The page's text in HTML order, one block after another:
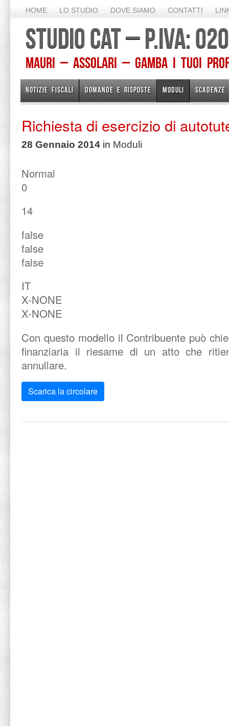
HOME LO STUDIO DOVE SIAMO CONTATTI
STUDIO CAT – P.IVA:
Mauri – Assolari – Gamba I TUOI
NOTIZIE FISCALI DOMANDE E RISPOSTE MODULI SCADENZE
Richiesta di esercizio di
28 Gennaio 2014 in Moduli
Normal
0
14
false
false
false
IT
X-NONE
X-NONE
Con questo modello il Contribuente può
finanziaria il riesame di un atto che
annullare.
Scarica la circolare